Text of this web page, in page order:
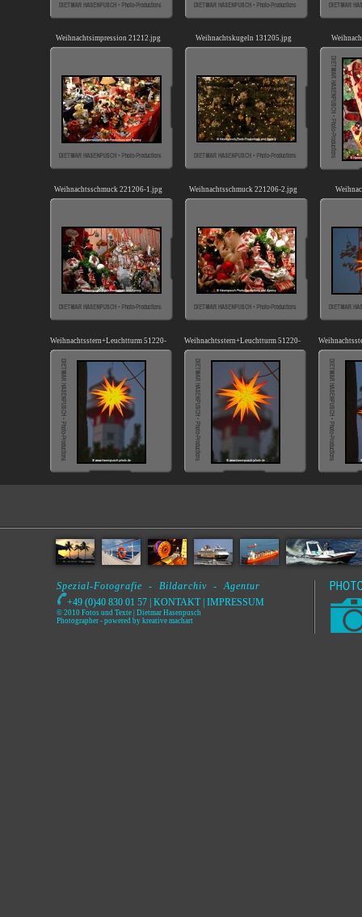
Weihnachtsimpression 21212.jpg Weihnachtskugeln 131205.jpg
Weihnachtsschmuck 221206-1.jpg Weihnachtsschmuck 221206-2.jpg
Weihnachtsstern+Leuchtturm 51220-02.jpgWeihnachtsstern+Leuchtturm 51220-03.jpg
Spezial-Fotografie - Bildarchiv - Agentur
+49 (0)40 830 01 57 | KONTAKT| IMPRESSUM
© 2010 Fotos und Texte | Dietmar Hasenpusch
Photographer - powered by kreative machart